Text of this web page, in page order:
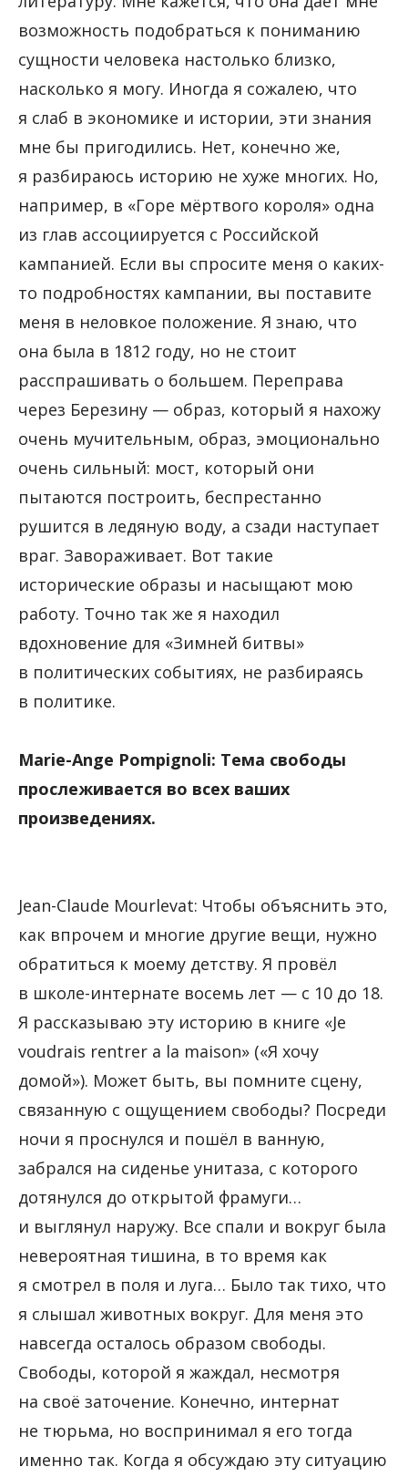
возможность подобраться к пониманию
сущности человека настолько близко,
насколько я могу. Иногда я сожалею, что
я слаб в экономике и истории, эти знания
мне бы пригодились. Нет, конечно же,
я разбираюсь историю не хуже многих. Но,
например, в «Горе мёртвого короля» одна
из глав ассоциируется с Российской
кампанией. Если вы спросите меня о каких-
то подробностях кампании, вы поставите
меня в неловкое положение. Я знаю, что
она была в 1812 году, но не стоит
расспрашивать о большем. Переправа
через Березину — образ, который я нахожу
очень мучительным, образ, эмоционально
очень сильный: мост, который они
пытаются построить, беспрестанно
рушится в ледяную воду, а сзади наступает
враг. Завораживает. Вот такие
исторические образы и насыщают мою
работу. Точно так же я находил
вдохновение для «Зимней битвы»
в политических событиях, не разбираясь
в политике.
Marie-Ange Pompignoli: Тема свободы
прослеживается во всех ваших
произведениях.
Jean-Claude Mourlevat: Чтобы объяснить это,
как впрочем и многие другие вещи, нужно
обратиться к моему детству. Я провёл
в школе-интернате восемь лет — с 10 до 18.
Я рассказываю эту историю в книге «Je
voudrais rentrer a la maison» («Я хочу
домой»). Может быть, вы помните сцену,
связанную с ощущением свободы? Посреди
ночи я проснулся и пошёл в ванную,
забрался на сиденье унитаза, с которого
дотянулся до открытой фрамуги…
и выглянул наружу. Все спали и вокруг была
невероятная тишина, в то время как
я смотрел в поля и луга… Было так тихо, что
я слышал животных вокруг. Для меня это
навсегда осталось образом свободы.
Свободы, которой я жаждал, несмотря
на своё заточение. Конечно, интернат
не тюрьма, но воспринимал я его тогда
именно так. Когда я обсуждаю эту ситуацию